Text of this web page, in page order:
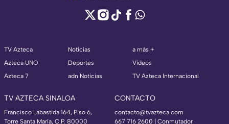
TV Azteca
Azteca UNO
Azteca 7
Noticias
Deportes
adn Noticias
a más +
Videos
TV Azteca Internacional
TV AZTECA SINALOA
Francisco Labastida 164, Piso 6,
Torre Santa María, C.P. 80000
CONTACTO
contacto@tvazteca.com
667 716 2600 | Conmutador